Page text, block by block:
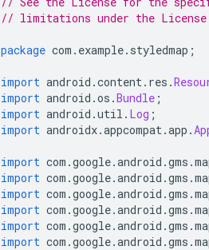
// limitations under the
package com . example. styledmap ;
import android .content. res .
import android .os .Bundle ;
import android .util . Log ;
import androidx.appcompat.app .
import com .google.android .gms .
import com .google.android .gms .
import com .google.android .gms .
import com .google.android .gms .
import com .google.android .gms .
import com .google.android .gms .